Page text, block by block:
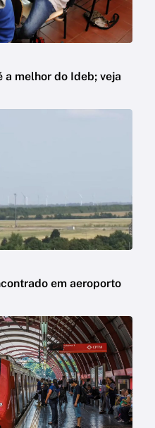
a melhor do Ideb; veja
em aeroporto